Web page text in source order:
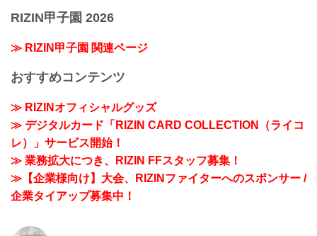
RIZIN甲子園 2026
≫ RIZIN甲子園 関連ページ
おすすめコンテンツ
≫ RIZINオフィシャルグッズ
≫ デジタルカード「RIZIN CARD COLLECTION（ライコ
レ）」サービス開始！
≫ 業務拡大につき、RIZIN FFスタッフ募集！
≫【企業様向け】大会、RIZINファイターへのスポンサー /
企業タイアップ募集中！